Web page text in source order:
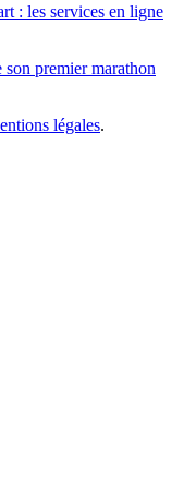
: les services en ligne
son premier marathon
légales.